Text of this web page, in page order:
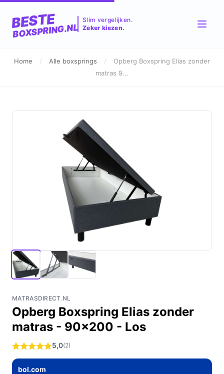
BESTE
BOXSPRING.NL
Slim vergelijken.
Zeker kiezen.
Home / Alle boxsprings /
Opberg Boxspring Elias zonder
matras 9...
MATRASDIRECT.NL
Opberg Boxspring Elias zonder
matras - 90x200 - Los
5,0(2)
bol.com